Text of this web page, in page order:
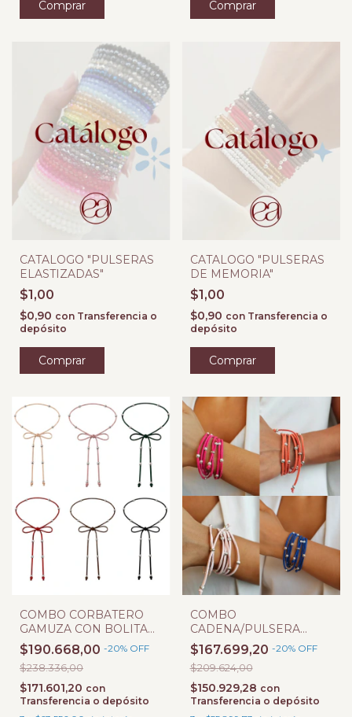
CATALOGO "PULSERAS
ELASTIZADAS"
$1,00
$0,90 con Transferencia o
depósito
CATALOGO "PULSERAS
DE MEMORIA"
$1,00
$0,90 con Transferencia o
depósito
COMBO CORBATERO
GAMUZA CON BOLITA
RAYADAS
$190.668,00 -20% OFF
$238.336,00
$171.601,20 con
Transferencia o depósito
COMBO
CADENA/PULSERA
GAMUZA CON BOLITAS
RAYADAS
$167.699,20 -20% OFF
$209.624,00
$150.929,28 con
Transferencia o depósito